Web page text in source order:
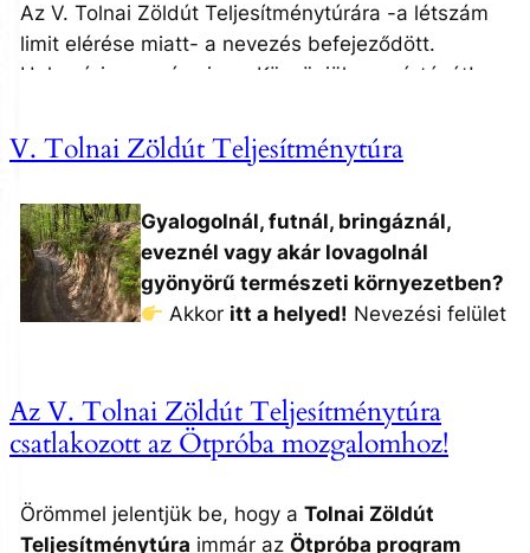
Az V. Tolnai Zöldút Teljesítménytúrára -a létszám
limit elérése miatt- a nevezés befejeződött.
Helyszíni nevezés sincs. Köszönjük megértését!
V. Tolnai Zöldút Teljesítménytúra
Gyalogolnál, futnál, bringáznál,
eveznél vagy akár lovagolnál
gyönyörű természeti környezetben?
Akkor itt a helyed! Nevezési felület
Várunk szeretettel azV. Tolnai Zöldút
Teljesítménytúrán, aholsok-sok táv,
vendéglátás, helyi ízek ésúj
Az V. Tolnai Zöldút Teljesítménytúra
csatlakozott az Ötpróba mozgalomhoz!
Örömmel jelentjük be, hogy a Tolnai Zöldút
Teljesítménytúra immár az Ötpróba program